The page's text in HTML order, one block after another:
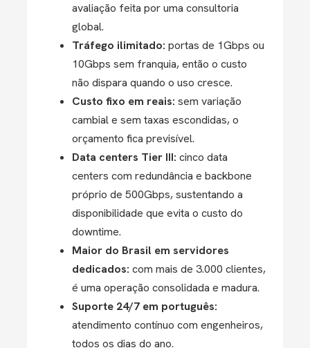
avaliação feita por uma consultoria
global.
Tráfego ilimitado: portas de 1Gbps ou
10Gbps sem franquia, então o custo
não dispara quando o uso cresce.
Custo fixo em reais: sem variação
cambial e sem taxas escondidas, o
orçamento fica previsível.
Data centers Tier III: cinco data
centers com redundância e backbone
próprio de 500Gbps, sustentando a
disponibilidade que evita o custo do
downtime.
Maior do Brasil em servidores
dedicados: com mais de 3.000 clientes,
é uma operação consolidada e madura.
Suporte 24/7 em português:
atendimento contínuo com engenheiros,
todos os dias do ano.